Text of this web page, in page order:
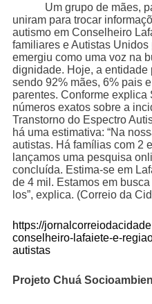
Um grupo de mães,
uniram para trocar
autismo em Conselheiro
familiares e Autistas
emergiu como uma voz na
dignidade. Hoje, a entidade
sendo 92% mães, 6% pais
parentes. Conforme explica
números exatos sobre a
Transtorno do Espectro
há uma estimativa: “Na
autistas. Há famílias com 2
lançamos uma pesquisa
concluída. Estima-se em
de 4 mil. Estamos em
los”, explica. (Correio da
https://
conselheiro-lafaiete-e-
autistas
Projeto Chuá